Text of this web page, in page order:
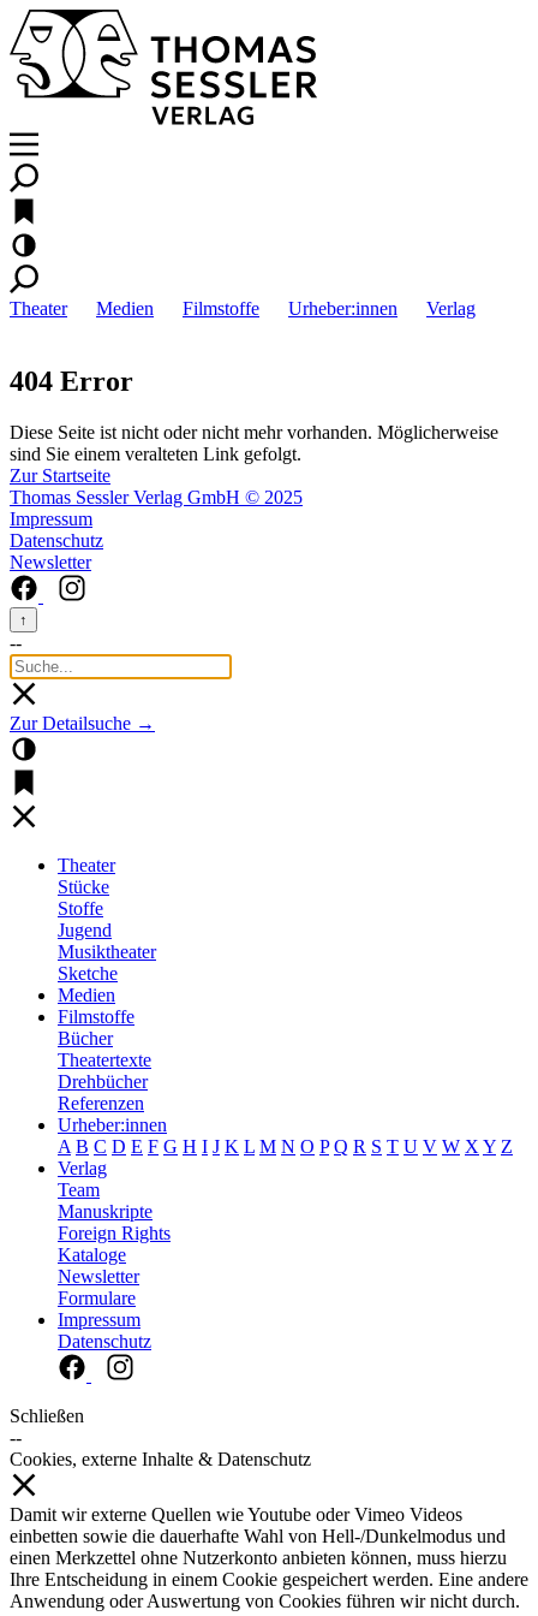
Theater Medien Filmstoffe Urheber:innen Verlag
404 Error
Diese Seite ist nicht oder nicht mehr vorhanden. Möglicherweise
sind Sie einem veralteten Link gefolgt.
Zur Startseite
Thomas Sessler Verlag GmbH © 2025
Impressum
Datenschutz
Newsletter
↑
--
Zur Detailsuche →
Theater
Stücke
Stoffe
Jugend
Musiktheater
Sketche
Medien
Filmstoffe
Bücher
Theatertexte
Drehbücher
Referenzen
Urheber:innen
A B C D E F G H I J K L M N O P Q R S T U V W X Y Z
Verlag
Team
Manuskripte
Foreign Rights
Kataloge
Newsletter
Formulare
Impressum
Datenschutz
Schließen
--
Cookies, externe Inhalte & Datenschutz
Damit wir externe Quellen wie Youtube oder Vimeo Videos
einbetten sowie die dauerhafte Wahl von Hell-/Dunkelmodus und
einen Merkzettel ohne Nutzerkonto anbieten können, muss hierzu
Ihre Entscheidung in einem Cookie gespeichert werden. Eine andere
Anwendung oder Auswertung von Cookies führen wir nicht durch.